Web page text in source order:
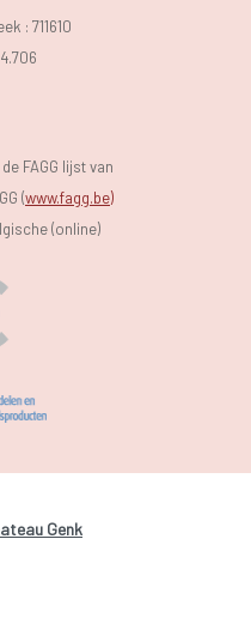
: 711610
FAGG lijst van
(www.fagg.be)
(online)
Genk